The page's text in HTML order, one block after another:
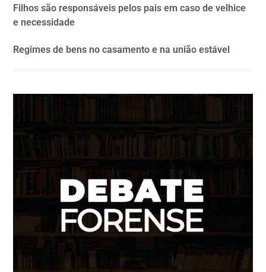
Filhos são responsáveis pelos pais em caso de velhice
e necessidade
Regimes de bens no casamento e na união estável